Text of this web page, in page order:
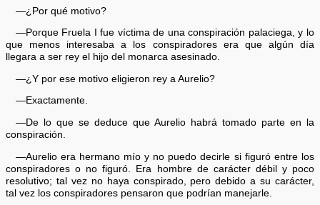
—¿Por qué motivo?
—Porque Fruela I fue víctima de una conspiración palaciega, y lo
que menos interesaba a los conspiradores era que algún día
llegara a ser rey el hijo del monarca asesinado.
—¿Y por ese motivo eligieron rey a Aurelio?
—Exactamente.
—De lo que se deduce que Aurelio habrá tomado parte en la
conspiración.
—Aurelio era hermano mío y no puedo decirle si figuró entre los
conspiradores o no figuró. Era hombre de carácter débil y poco
resolutivo; tal vez no haya conspirado, pero debido a su carácter,
tal vez los conspiradores pensaron que podrían manejarle.